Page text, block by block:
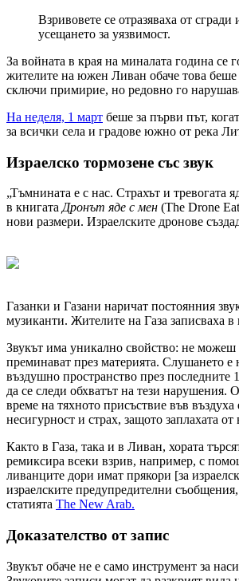
Взривовете се отразяваха от
усещането за уязвимост.
За войната в края на миналата година се
жителите на южен Ливан обаче това беше
сключи примирие, но редовно го
На неделя, 1 март беше за първи път,
за всички села и градове южно от река
Израелско тормозене със звук
„Тъмнината е с нас. Страхът и тревогата
в книгата Дронът яде с мен (The Drone
нови размери. Израелските дронове
Газанки и Газани наричат постоянния
музиканти. Жителите на Газа записваха
Звукът има уникално свойство: не
преминават през материята. Слушането
въздушно пространство през последните
да се следи обхватът на тези нарушения.
време на тяхното присъствие във
несигурност и страх, защото заплахата
Както в Газа, така и в Ливан, хората
ремиксира всеки взрив, например, с
ливанците дори имат прякори [за
израелските предупредителни
статията The New Arab.
Доказателство от запис
Звукът обаче не е само инструмент за